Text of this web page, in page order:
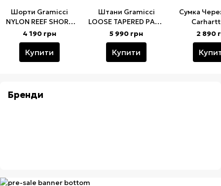
Шорти Gramicci
NYLON REEF SHORT
black
4 190 грн
Купити
Штани Gramicci
LOOSE TAPERED PANT
black (G103-OGT-BK)
5 990 грн
Купити
Сумка
Carhartt
SHOULDER
2 890
Бренди